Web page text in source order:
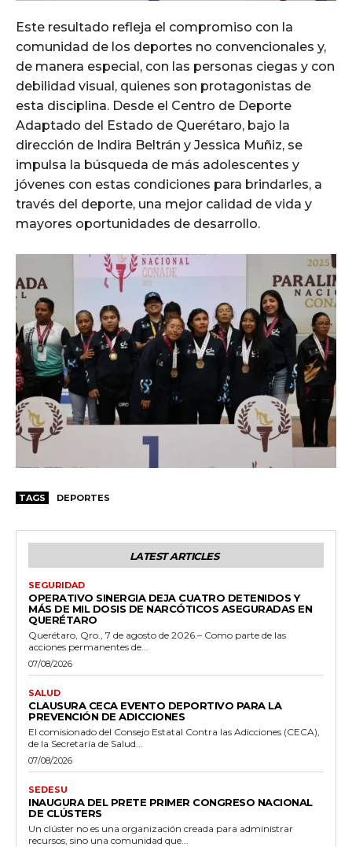
Este resultado refleja el compromiso con la
comunidad de los deportes no convencionales y,
de manera especial, con las personas ciegas y con
debilidad visual, quienes son protagonistas de
esta disciplina. Desde el Centro de Deporte
Adaptado del Estado de Querétaro, bajo la
dirección de Indira Beltrán y Jessica Muñiz, se
impulsa la búsqueda de más adolescentes y
jóvenes con estas condiciones para brindarles, a
través del deporte, una mejor calidad de vida y
mayores oportunidades de desarrollo.
TAGS DEPORTES
LATEST ARTICLES
SEGURIDAD
OPERATIVO SINERGIA DEJA CUATRO DETENIDOS Y
MÁS DE MIL DOSIS DE NARCÓTICOS ASEGURADAS EN
QUERÉTARO
Querétaro, Qro., 7 de agosto de 2026.– Como parte de las
acciones permanentes de...
07/08/2026
SALUD
CLAUSURA CECA EVENTO DEPORTIVO PARA LA
PREVENCIÓN DE ADICCIONES
El comisionado del Consejo Estatal Contra las Adicciones (CECA),
de la Secretaría de Salud...
07/08/2026
SEDESU
INAUGURA DEL PRETE PRIMER CONGRESO NACIONAL
DE CLÚSTERS
Un clúster no es una organización creada para administrar
recursos, sino una comunidad que...